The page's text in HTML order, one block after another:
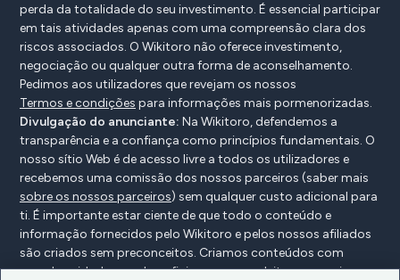
perda da totalidade do seu investimento. É essencial participar
em tais atividades apenas com uma compreensão clara dos
riscos associados. O Wikitoro não oferece investimento,
negociação ou qualquer outra forma de aconselhamento.
Pedimos aos utilizadores que revejam os nossos
Termos e condições para informações mais pormenorizadas.
Divulgação do anunciante: Na Wikitoro, defendemos a
transparência e a confiança como princípios fundamentais. O
nosso sítio Web é de acesso livre a todos os utilizadores e
recebemos uma comissão dos nossos parceiros (saber mais
sobre os nossos parceiros) sem qualquer custo adicional para
ti. É importante estar ciente de que todo o conteúdo e
informação fornecidos pelo Wikitoro e pelos nossos afiliados
são criados sem preconceitos. Criamos conteúdos com
grande cuidado para beneficiar os nossos leitores e, mais